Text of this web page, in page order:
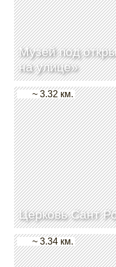
Музей под
на улице»
Церковь Сант
~ 3.32 км.
~ 3.34 км.